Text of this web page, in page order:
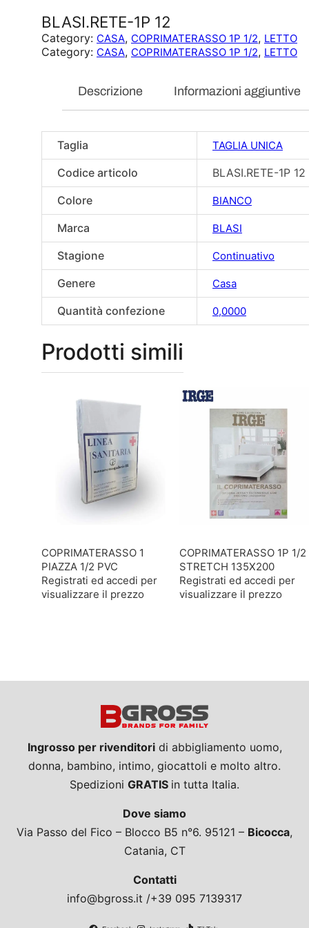
BLASI.RETE-1P 12
Category: CASA, COPRIMATERASSO 1P 1/2, LETTO
Category: CASA, COPRIMATERASSO 1P 1/2, LETTO
Descrizione Informazioni aggiuntive
Taglia TAGLIA UNICA
Codice articolo
BLASI.RETE-1P 12
Colore
BIANCO
Marca BLASI
Stagione Continuativo
Genere Casa
Quantità confezione 0,0000
Prodotti simili
COPRIMATERASSO 1
PIAZZA 1/2 PVC
Registrati ed accedi per
visualizzare il prezzo
COPRIMATERASSO 1P 1/2
STRETCH 135X200
Registrati ed accedi per
visualizzare il prezzo
Ingrosso per rivenditoridi abbigliamento uomo,
donna, bambino, intimo, giocattoli e molto altro.
Spedizioni GRATIS in tutta Italia.
Dove siamo
Via Passo del Fico – Blocco B5 n°6. 95121 – Bicocca,
Catania, CT
Contatti
info@bgross.it /+39 095 7139317